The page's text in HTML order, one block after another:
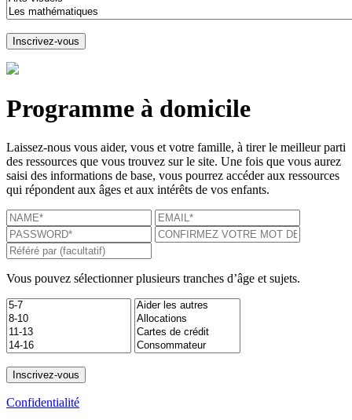
Programme à domicile
Laissez-nous vous aider, vous et votre famille, à tirer le meilleur parti
des ressources que vous trouvez sur le site. Une fois que vous aurez
saisi des informations de base, vous pourrez accéder aux ressources
qui répondent aux âges et aux intérêts de vos enfants.
Vous pouvez sélectionner plusieurs tranches d’âge et sujets.
Confidentialité